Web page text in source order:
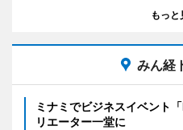
もっと
みん経
ミナミでビジネスイベント
リエーター一堂に